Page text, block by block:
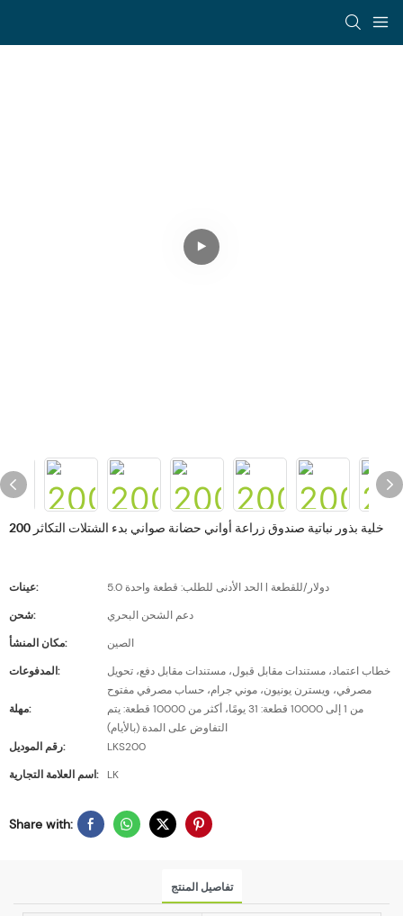
200 خلية بذور نباتية صندوق زراعة أواني حضانة صواني بدء الشتلات التكاثر
عينات:
5.0 دولار/للقطعة | الحد الأدنى للطلب: قطعة واحدة
شحن:
دعم الشحن البحري
مكان المنشأ:
الصين
المدفوعات:
خطاب اعتماد، مستندات مقابل قبول، مستندات مقابل دفع، تحويل
مصرفي، ويسترن يونيون، موني جرام، حساب مصرفي مفتوح
مهلة:
من 1 إلى 10000 قطعة: 31 يومًا، أكثر من 10000 قطعة: يتم
التفاوض على المدة (بالأيام)
رقم الموديل:
LKS200
اسم العلامة التجارية:
LK
Share with:
تفاصيل المنتج